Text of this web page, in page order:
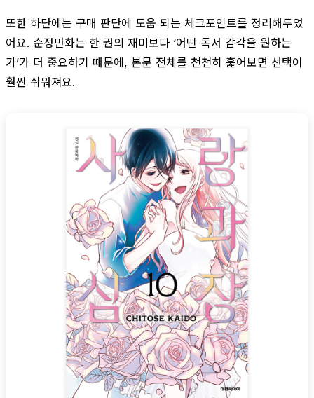
또한 하단에는 구매 판단에 도움 되는 체크포인트를 정리해두었
어요. 순정만화는 한 권의 재미보다 ‘어떤 독서 감각을 원하는
가’가 더 중요하기 때문에, 본문 전체를 천천히 훑어보면 선택이
훨씬 쉬워져요.